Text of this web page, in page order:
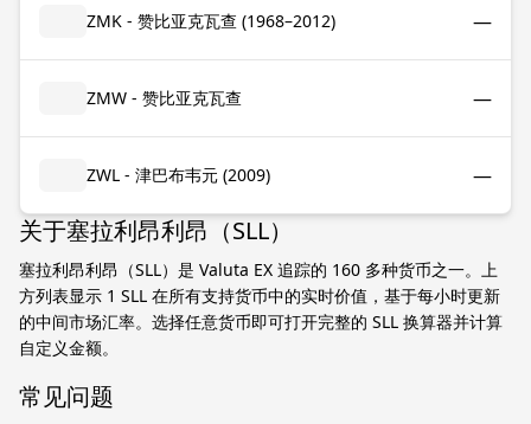
ZMK - 赞比亚克瓦查 (1968–2012) —
ZMW - 赞比亚克瓦查 —
ZWL - 津巴布韦元 (2009) —
关于塞拉利昂利昂（SLL）
塞拉利昂利昂（SLL）是 Valuta EX 追踪的 160 多种货币之一。上
方列表显示 1 SLL 在所有支持货币中的实时价值，基于每小时更新
的中间市场汇率。选择任意货币即可打开完整的 SLL 换算器并计算
自定义金额。
常见问题